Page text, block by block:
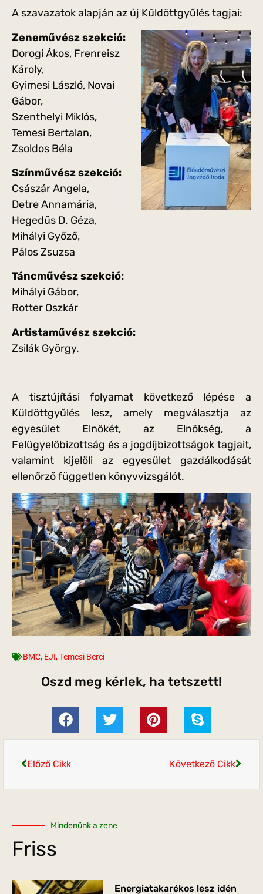
A szavazatok alapján az új Küldöttgyűlés tagjai:
Zeneművész szekció:
Dorogi Ákos, Frenreisz
Károly,
Gyimesi László, Novai
Gábor,
Szenthelyi Miklós,
Temesi Bertalan,
Zsoldos Béla
Színművész szekció:
Császár Angela,
Detre Annamária,
Hegedűs D. Géza,
Mihályi Győző,
Pálos Zsuzsa
Táncművész szekció:
Mihályi Gábor,
Rotter Oszkár
Artistaművész szekció:
Zsilák György.
A tisztújítási folyamat következő lépése a
Küldöttgyűlés lesz, amely megválasztja az
egyesület Elnökét, az Elnökség, a
Felügyelőbizottság és a jogdíjbizottságok tagjait,
valamint kijelöli az egyesület gazdálkodását
ellenőrző független könyvvizsgálót.
BMC, EJI,Temesi Berci
Oszd meg kérlek, ha tetszett!
Előző Cikk Következő Cikk
Mindenünk a zene
Friss
Energiatakarékos lesz idén